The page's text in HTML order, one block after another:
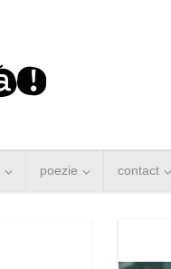
poezie contact